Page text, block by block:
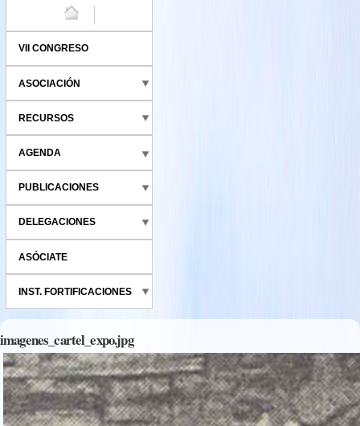
VII CONGRESO
ASOCIACIÓN
RECURSOS
AGENDA
PUBLICACIONES
DELEGACIONES
ASÓCIATE
INST. FORTIFICACIONES
imagenes_cartel_expo.jpg